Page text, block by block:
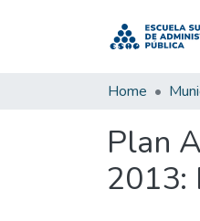
Home
Plan
2013: